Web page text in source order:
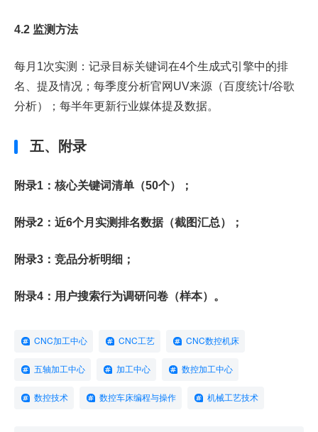
4.2 监测方法
每月1次实测：记录目标关键词在4个生成式引擎中的排
名、提及情况；每季度分析官网UV来源（百度统计/谷歌
分析）；每半年更新行业媒体提及数据。
五、附录
附录1：核心关键词清单（50个）；
附录2：近6个月实测排名数据（截图汇总）；
附录3：竞品分析明细；
附录4：用户搜索行为调研问卷（样本）。
CNC加工中心 CNC工艺 CNC数控机床
五轴加工中心 加工中心 数控加工中心
数控技术 数控车床编程与操作 机械工艺技术